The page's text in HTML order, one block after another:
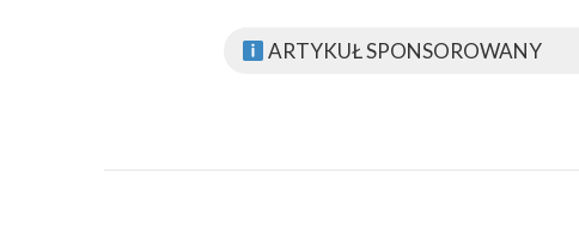
ARTYKUŁ SPONSOROWANY